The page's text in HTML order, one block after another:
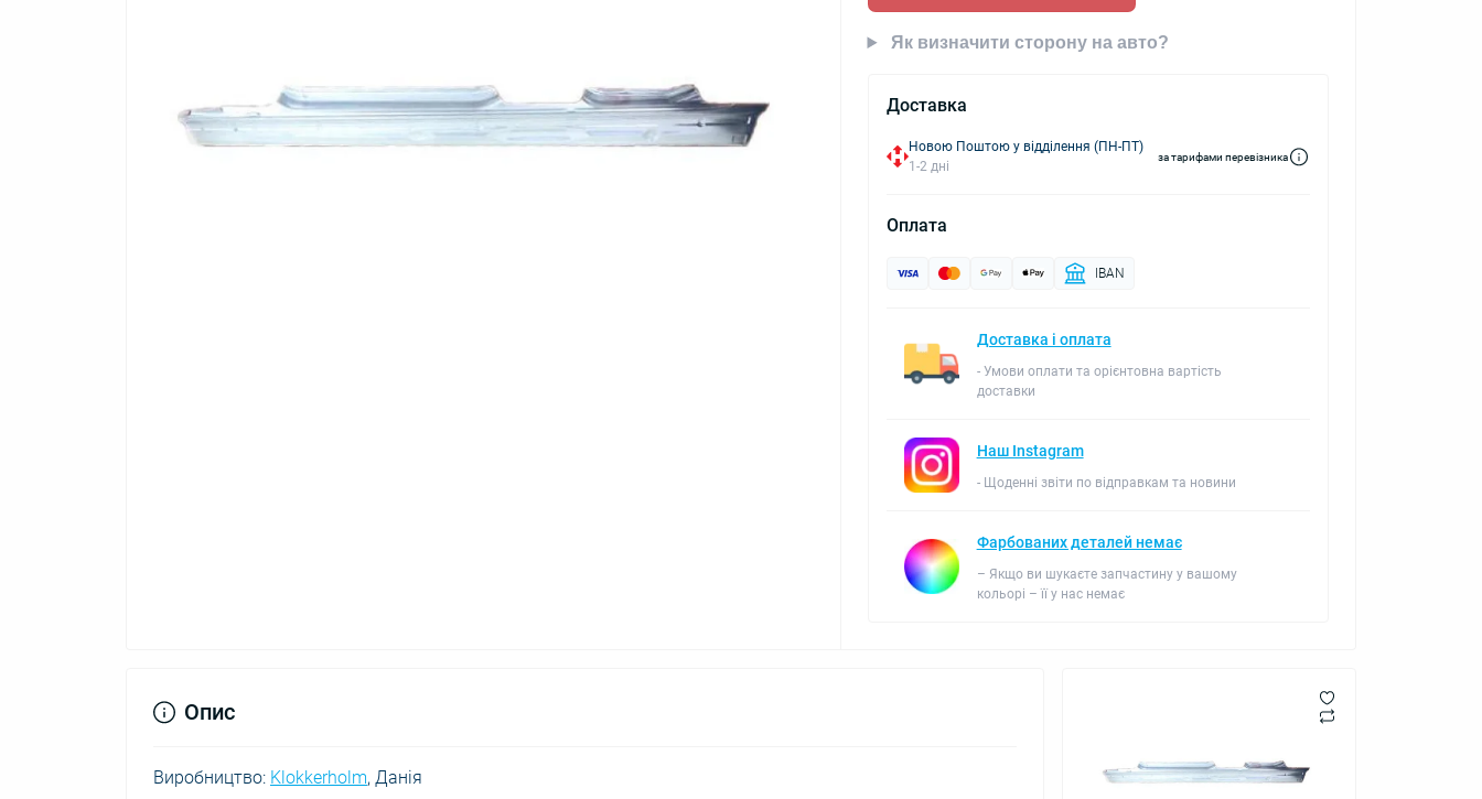
Як визначити сторону на авто?
Доставка
Новою Поштою у відділення (ПН-ПТ)
1-2 дні
за тарифами перевізника
Оплата
IBAN
Доставка і оплата
- Умови оплати та орієнтовна вартість
доставки
Наш Instagram
- Щоденні звіти по відправкам та новини
Фарбованих деталей немає
– Якщо ви шукаєте запчастину у вашому
кольорі – її у нас немає
Опис
Виробництво: Klokkerholm, Данія